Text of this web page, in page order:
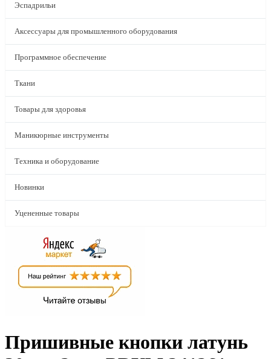
Эспадрильи
Аксессуары для промышленного оборудования
Программное обеспечение
Ткани
Товары для здоровья
Маникюрные инструменты
Техника и оборудование
Новинки
Уцененные товары
Пришивные кнопки латунь